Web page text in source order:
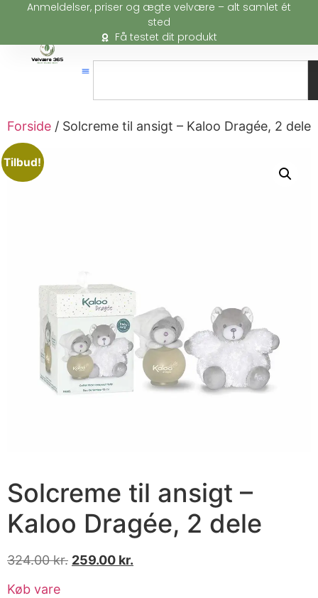
Anmeldelser, priser og ægte velvære – alt samlet ét
sted
Få testet dit produkt
Forside / Solcreme til ansigt – Kaloo Dragée, 2 dele
Tilbud!
Solcreme til ansigt –
Kaloo Dragée, 2 dele
324.00kr. 259.00 kr.
Køb vare